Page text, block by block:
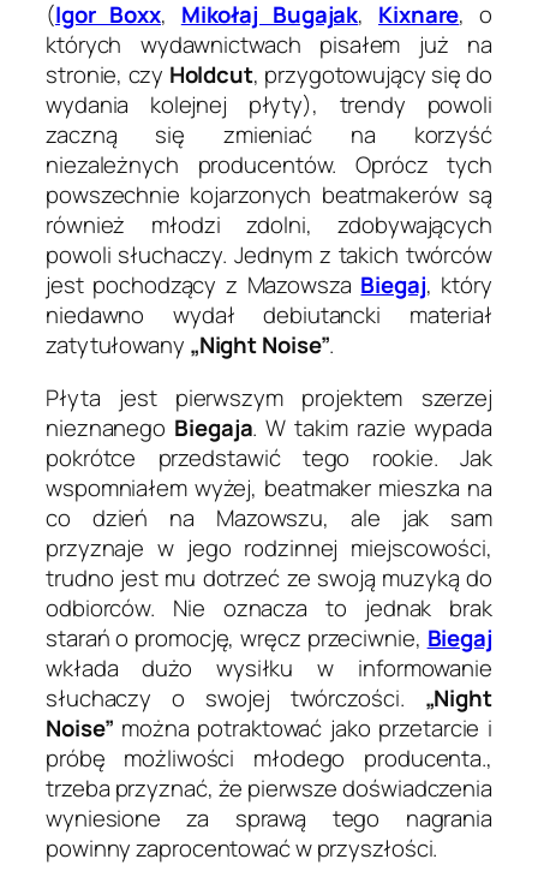
(Igor Boxx, Mikołaj Bugajak, Kixnare, o
których wydawnictwach pisałem już na
stronie, czy Holdcut, przygotowujący się do
wydania kolejnej płyty), trendy powoli
zaczną się zmieniać na korzyść
niezależnych producentów. Oprócz tych
powszechnie kojarzonych beatmakerów są
również młodzi zdolni, zdobywających
powoli słuchaczy. Jednym z takich twórców
jest pochodzący z Mazowsza Biegaj, który
niedawno wydał debiutancki materiał
zatytułowany „Night Noise”.
Płyta jest pierwszym projektem szerzej
nieznanego Biegaja. W takim razie wypada
pokrótce przedstawić tego rookie. Jak
wspomniałem wyżej, beatmaker mieszka na
co dzień na Mazowszu, ale jak sam
przyznaje w jego rodzinnej miejscowości,
trudno jest mu dotrzeć ze swoją muzyką do
odbiorców. Nie oznacza to jednak brak
starań o promocję, wręcz przeciwnie, Biegaj
wkłada dużo wysiłku w informowanie
słuchaczy o swojej twórczości. „Night
Noise” można potraktować jako przetarcie i
próbę możliwości młodego producenta.,
trzeba przyznać, że pierwsze doświadczenia
wyniesione za sprawą tego nagrania
powinny zaprocentować w przyszłości.